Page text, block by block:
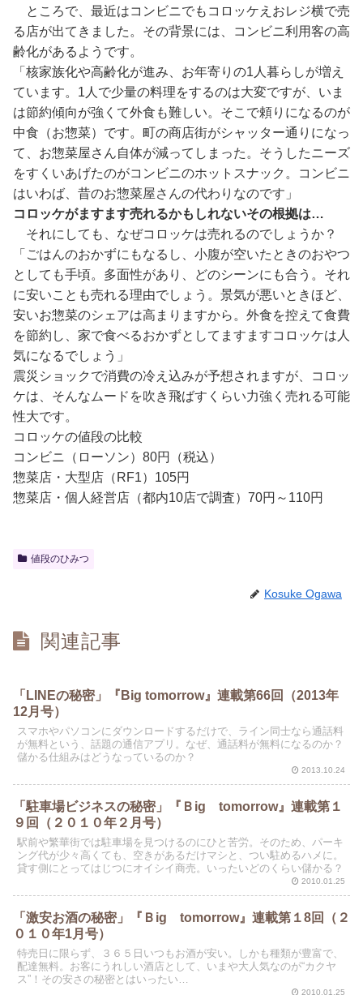
ところで、最近はコンビニでもコロッケえおレジ横で売
る店が出てきました。その背景には、コンビニ利用客の高
齢化があるようです。
「核家族化や高齢化が進み、お年寄りの1人暮らしが増え
ています。1人で少量の料理をするのは大変ですが、いま
は節約傾向が強くて外食も難しい。そこで頼りになるのが
中食（お惣菜）です。町の商店街がシャッター通りになっ
て、お惣菜屋さん自体が減ってしまった。そうしたニーズ
をすくいあげたのがコンビニのホットスナック。コンビニ
はいわば、昔のお惣菜屋さんの代わりなのです」
コロッケがますます売れるかもしれないその根拠は…
それにしても、なぜコロッケは売れるのでしょうか？
「ごはんのおかずにもなるし、小腹が空いたときのおやつ
としても手頃。多面性があり、どのシーンにも合う。それ
に安いことも売れる理由でしょう。景気が悪いときほど、
安いお惣菜のシェアは高まりますから。外食を控えて食費
を節約し、家で食べるおかずとしてますますコロッケは人
気になるでしょう」
震災ショックで消費の冷え込みが予想されますが、コロッ
ケは、そんなムードを吹き飛ばすくらい力強く売れる可能
性大です。
コロッケの値段の比較
コンビニ（ローソン）80円（税込）
惣菜店・大型店（RF1）105円
惣菜店・個人経営店（都内10店で調査）70円～110円
値段のひみつ
Kosuke Ogawa
関連記事
「LINEの秘密」『Big tomorrow』連載第66回（2013年
12月号）
スマホやパソコンにダウンロードするだけで、ライン同士なら通話料
が無料という、話題の通信アプリ。なぜ、通話料が無料になるのか？
儲かる仕組みはどうなっているのか？
2013.10.24
「駐車場ビジネスの秘密」『Ｂig tomorrow』連載第１
９回（２０１０年２月号）
駅前や繁華街では駐車場を見つけるのにひと苦労。そのため、パーキ
ング代が少々高くても、空きがあるだけマシと、つい駐めるハメに。
貸す側にとってはじつにオイシイ商売。いったいどのくらい儲かる？
2010.01.25
「激安お酒の秘密」『Ｂig tomorrow』連載第１8回（２
０１０年1月号）
特売日に限らず、３６５日いつもお酒が安い。しかも種類が豊富で、
配達無料。お客にうれしい酒店として、いまや大人気なのが“カクヤ
ス”！その安さの秘密とはいったい…
2010.01.25